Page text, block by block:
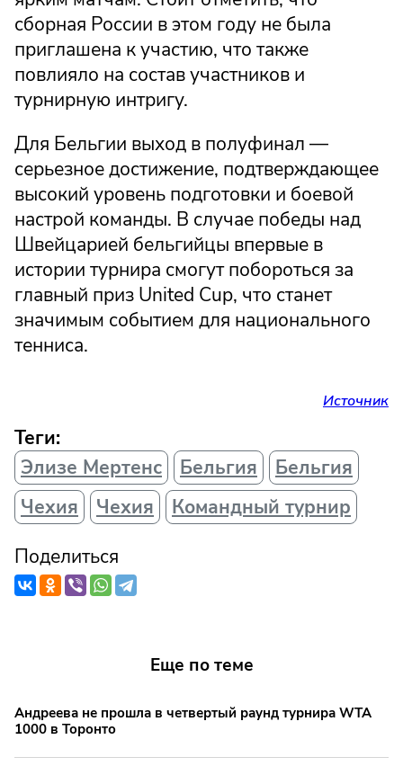
сборная России в этом году не была
приглашена к участию, что также
повлияло на состав участников и
турнирную интригу.
Для Бельгии выход в полуфинал —
серьезное достижение, подтверждающее
высокий уровень подготовки и боевой
настрой команды. В случае победы над
Швейцарией бельгийцы впервые в
истории турнира смогут побороться за
главный приз United Cup, что станет
значимым событием для национального
тенниса.
Источник
Теги:
Элизе Мертенс
Бельгия
Бельгия
Чехия
Чехия
Командный турнир
Поделиться
Еще по теме
Андреева не прошла в четвертый раунд турнира WTA
1000 в Торонто